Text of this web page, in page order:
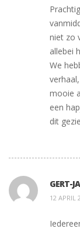
niet zo
allebei
We
mooie
een
dit
GERT-
12 APRIL